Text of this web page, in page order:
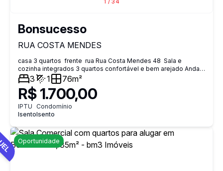
Bonsucesso
RUA COSTA MENDES
casa 3 quartos frente rua Rua Costa Mendes 48 Sala e
cozinha integrados 3 quartos confortável e bem arejado Andar:
Térreo garantindo maior privacidade ventilação natural e vista
livre 1 vaga de garagem Locação: Trabalhamos
exclusivamente com Seguro Fiança (não aceitamos depósito).
Próximo BRT Cardoso de Morais Agua media R$ 286,00
3 1 76m²
R$ 1.700,00
IPTU
Isento
Condomínio
Isento
Oportunidade